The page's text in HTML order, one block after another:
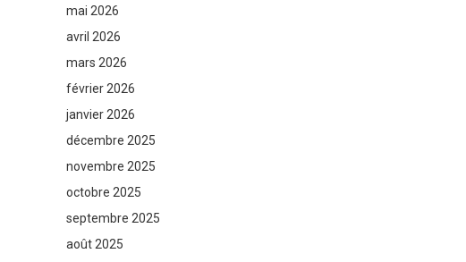
mai 2026
avril 2026
mars 2026
février 2026
janvier 2026
décembre 2025
novembre 2025
octobre 2025
septembre 2025
août 2025